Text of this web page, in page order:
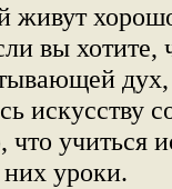
живут
вы хотите,
дух,
искусству
что учиться
уроки.